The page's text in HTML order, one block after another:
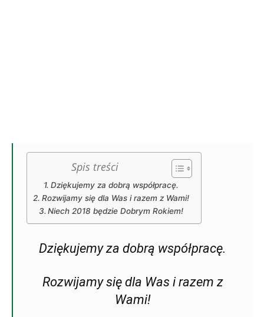
Spis treści
Dziękujemy za dobrą współpracę.
Rozwijamy się dla Was i razem z Wami!
Niech 2018 będzie Dobrym Rokiem!
Dziękujemy za dobrą współpracę.
Rozwijamy się dla Was i razem z
Wami!